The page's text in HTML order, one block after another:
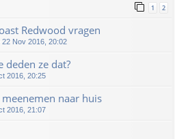
1 2
Redwood vragen
22 Nov 2016, 20:02
deden ze dat?
2016, 20:25
naar huis
2016, 21:07